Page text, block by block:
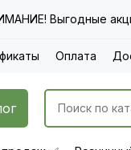
Выгодные
Оплата